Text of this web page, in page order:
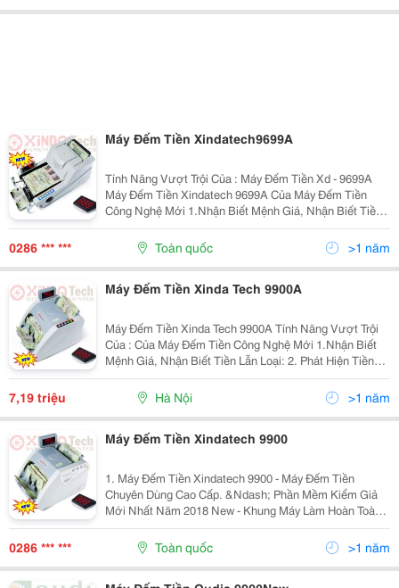
Máy Đếm Tiền Xindatech9699A
Tính Năng Vượt Trội Của : Máy Đếm Tiền Xd - 9699A
Máy Đếm Tiền Xindatech 9699A Của Máy Đếm Tiền
Công Nghệ Mới 1.Nhận Biết Mệnh Giá, Nhận Biết Tiền
Lẫn Loại: 2. Phát Hiện Tiền Giả ,Siêu Giả Chính Xác 3.
0286 *** *** Toàn quốc >1 năm
Máy Đếm Tiền Xinda Tech 9900A
Máy Đếm Tiền Xinda Tech 9900A Tính Năng Vượt Trội
Của : Của Máy Đếm Tiền Công Nghệ Mới 1.Nhận Biết
Mệnh Giá, Nhận Biết Tiền Lẫn Loại: 2. Phát Hiện Tiền
Giả ,Siêu Giả Chính Xác 3. Chia Mẻ (Chia Tờ) Ấn Định
Số Tờ 4. Tổng Tiền Có Kiểm
7,19 triệu Hà Nội >1 năm
Máy Đếm Tiền Xindatech 9900
1. Máy Đếm Tiền Xindatech 9900 - Máy Đếm Tiền
Chuyên Dùng Cao Cấp. &Ndash; Phần Mềm Kiểm Giả
Mới Nhất Năm 2018 New - Khung Máy Làm Hoàn Toàn
Bằng Thép Không Gỉ - Có 3 Mắt Màu Sử Dụng 18 Led
Trắng Siêu Sáng Soi Hình Chìm. - Sử Dụng 02 Bộ Mắt
Đếm Ri
0286 *** *** Toàn quốc >1 năm